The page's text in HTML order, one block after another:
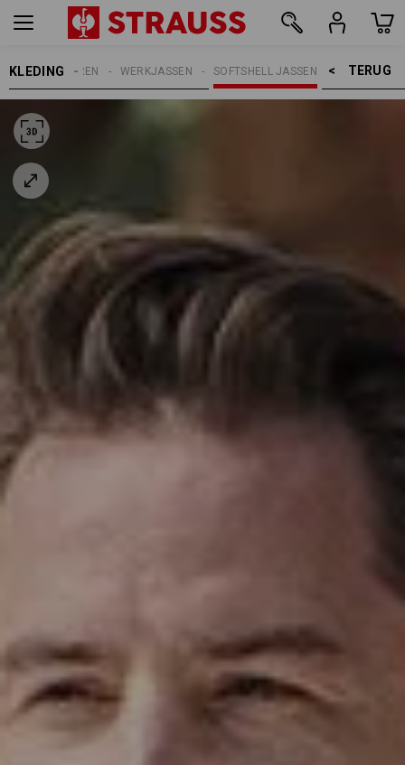
KLEDING TERUG    >
SOFTSHELL JASSEN
WERKJASSEN
HEREN